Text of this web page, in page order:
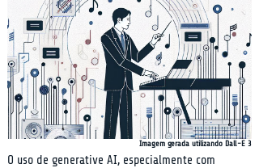
Imagem gerada utilizando Dall-E 3
O uso de generative AI, especialmente com